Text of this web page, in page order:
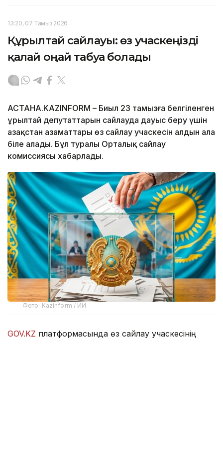
13:20, 07 Тамыз 2026
Құрылтай сайлауы: өз учаскеңізді
қалай оңай табуға болады
АСТАНА.KAZINFORM – Биыл 23 тамызға белгіленген
Құрылтай депутаттарын сайлауда дауыс беру үшін
Қазақстан азаматтары өз сайлау учаскесін алдын ала
біле алады. Бұл туралы Орталық сайлау
комиссиясы хабарлады.
Фото: Kazinform / ИИ
GOV.KZ платформасында өз сайлау учаскесінің